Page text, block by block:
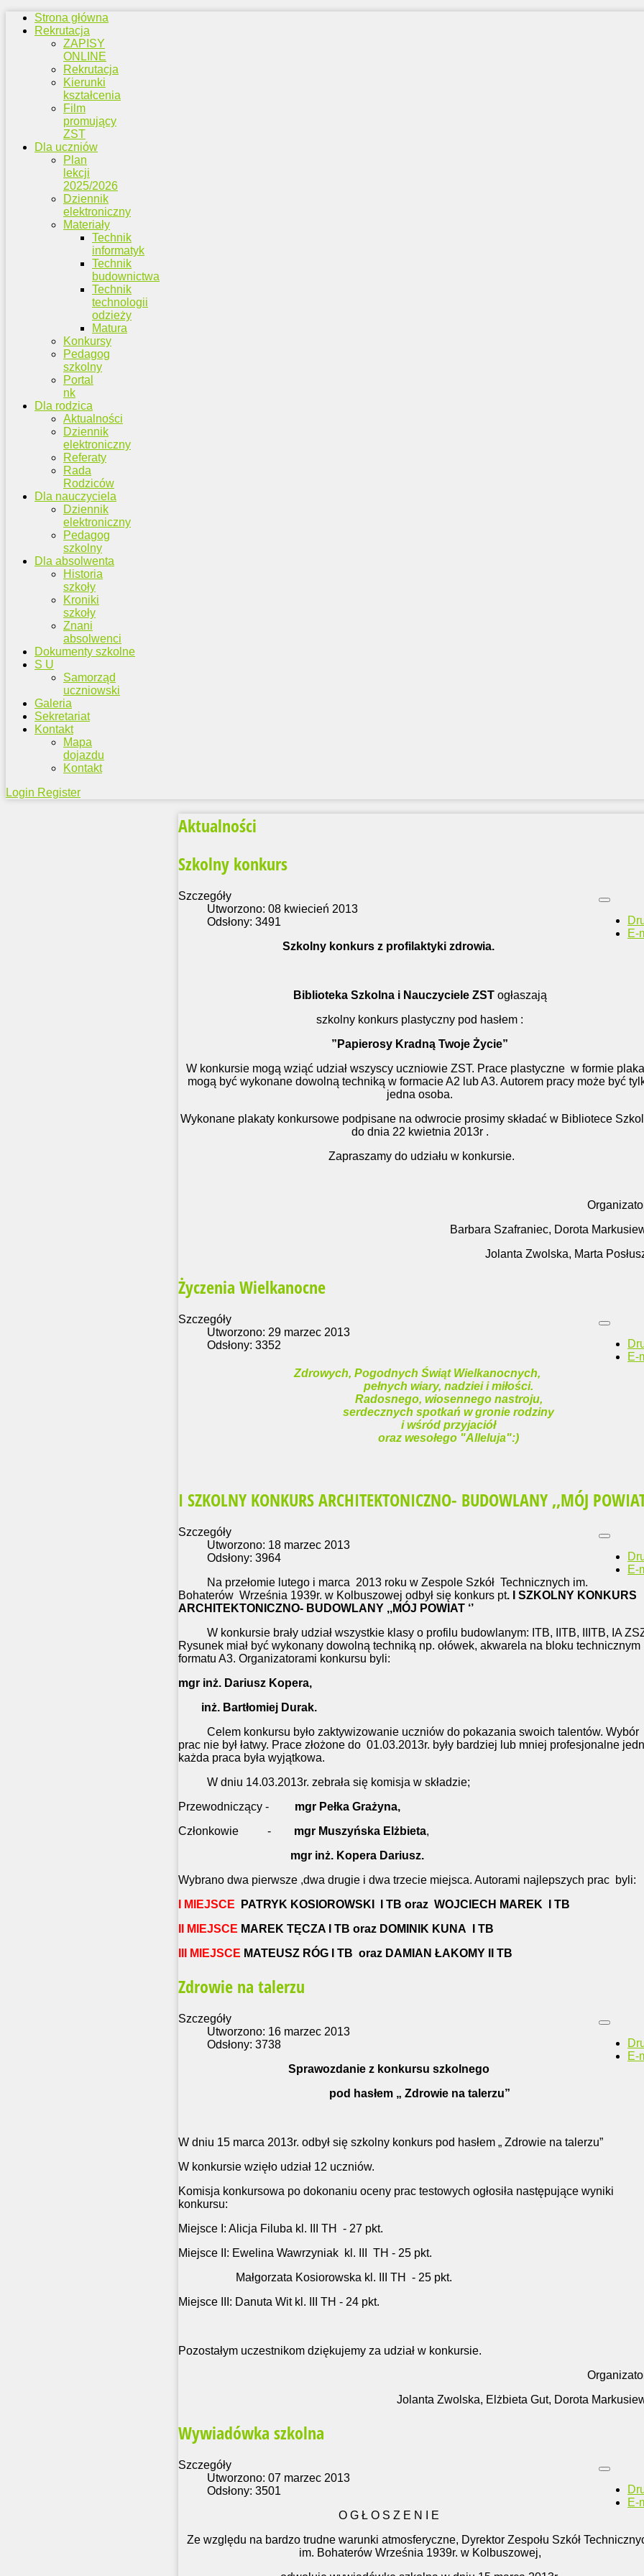
Strona główna
Rekrutacja
ZAPISY
ONLINE
Rekrutacja
Kierunki
kształcenia
Film
promujący
ZST
Dla uczniów
Plan
lekcji
2025/2026
Dziennik
elektroniczny
Materiały
Technik
informatyk
Technik
budownictwa
Technik
technologii
odzieży
Matura
Konkursy
Pedagog
szkolny
Portal
nk
Dla rodzica
Aktualności
Dziennik
elektroniczny
Referaty
Rada
Rodziców
Dla nauczyciela
Dziennik
elektroniczny
Pedagog
szkolny
Dla absolwenta
Historia
szkoły
Kroniki
szkoły
Znani
absolwenci
Dokumenty szkolne
S U
Samorząd
uczniowski
Galeria
Sekretariat
Kontakt
Mapa
dojazdu
Kontakt
Login Register
Aktualności
Szkolny konkurs
E-
Szczegóły
Utworzono: 08 kwiecień 2013
Odsłony: 3491
Szkolny konkurs z profilaktyki zdrowia.
Biblioteka Szkolna i Nauczyciele ZSTogłaszają
szkolny konkurs plastyczny pod hasłem :
”Papierosy Kradną Twoje Życie”
W konkursie mogą wziąć udział wszyscy uczniowie ZST. Prace plastyczne w formie
mogą być wykonane dowolną techniką w formacie A2 lub A3. Autorem pracy może być
jedna osoba.
Wykonane plakaty konkursowe podpisane na odwrocie prosimy składać w Bibliotece
do dnia 22 kwietnia 2013r .
Zapraszamy do udziału w konkursie.
Barbara Szafraniec, Dorota
Jolanta Zwolska, Marta
Życzenia Wielkanocne
E-
Szczegóły
Utworzono: 29 marzec 2013
Odsłony: 3352
Zdrowych, Pogodnych Świąt Wielkanocnych,
pełnych wiary, nadziei i miłości.
Radosnego, wiosennego nastroju,
serdecznych spotkań w gronie rodziny
i wśród przyjaciół
oraz wesołego "Alleluja":)
I SZKOLNY KONKURS ARCHITEKTONICZNO- BUDOWLANY ,,MÓJ
E-
Szczegóły
Utworzono: 18 marzec 2013
Odsłony: 3964
Na przełomie lutego i marca 2013 roku w Zespole Szkół Technicznych im.
Bohaterów Września 1939r. w Kolbuszowej odbył się konkurs pt. I SZKOLNY KONKURS
ARCHITEKTONICZNO- BUDOWLANY ,,MÓJ POWIAT ‘’
W konkursie brały udział wszystkie klasy o profilu budowlanym: ITB, IITB, IIITB, IA
Rysunek miał być wykonany dowolną techniką np. ołówek, akwarela na bloku technicznym
formatu A3. Organizatorami konkursu byli:
mgr inż. Dariusz Kopera,
inż. Bartłomiej Durak.
Celem konkursu było zaktywizowanie uczniów do pokazania swoich talentów. Wybór
prac nie był łatwy. Prace złożone do 01.03.2013r. były bardziej lub mniej profesjonalne
każda praca była wyjątkowa.
W dniu 14.03.2013r. zebrała się komisja w składzie;
Przewodniczący - mgr Pełka Grażyna,
Członkowie - mgr Muszyńska Elżbieta,
mgr inż. Kopera Dariusz.
Wybrano dwa pierwsze ,dwa drugie i dwa trzecie miejsca. Autorami najlepszych prac byli:
I MIEJSCE PATRYK KOSIOROWSKI I TB oraz WOJCIECH MAREK I TB
II MIEJSCE MAREK TĘCZA I TB oraz DOMINIK KUNA I TB
III MIEJSCE MATEUSZ RÓG I TB oraz DAMIAN ŁAKOMY II TB
Zdrowie na talerzu
E-
Szczegóły
Utworzono: 16 marzec 2013
Odsłony: 3738
Sprawozdanie z konkursu szkolnego
pod hasłem „ Zdrowie na talerzu”
W dniu 15 marca 2013r. odbył się szkolny konkurs pod hasłem „ Zdrowie na talerzu”
W konkursie wzięło udział 12 uczniów.
Komisja konkursowa po dokonaniu oceny prac testowych ogłosiła następujące wyniki
konkursu:
Miejsce I: Alicja Filuba kl. III TH - 27 pkt.
Miejsce II: Ewelina Wawrzyniak kl. III TH - 25 pkt.
Małgorzata Kosiorowska kl. III TH - 25 pkt.
Miejsce III: Danuta Wit kl. III TH - 24 pkt.
Pozostałym uczestnikom dziękujemy za udział w konkursie.
Jolanta Zwolska, Elżbieta Gut, Dorota
Wywiadówka szkolna
E-
Szczegóły
Utworzono: 07 marzec 2013
Odsłony: 3501
O G Ł O S Z E N I E
Ze względu na bardzo trudne warunki atmosferyczne, Dyrektor Zespołu Szkół
im. Bohaterów Września 1939r. w Kolbuszowej,